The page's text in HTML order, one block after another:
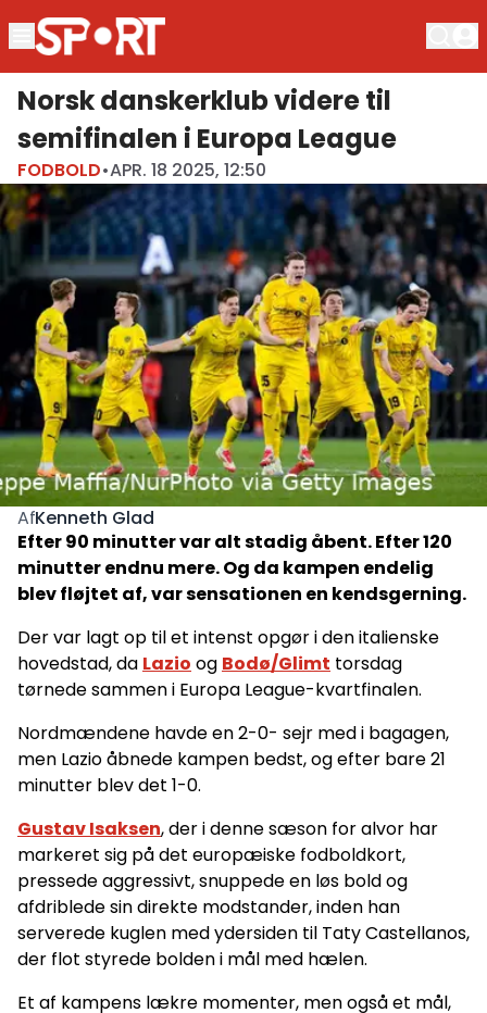
Norsk danskerklub videre til
semifinalen i Europa League
FODBOLD•APR. 18 2025, 12:50
AfKenneth Glad
Efter 90 minutter var alt stadig åbent. Efter 120
minutter endnu mere. Og da kampen endelig
blev fløjtet af, var sensationen en kendsgerning.
Der var lagt op til et intenst opgør i den italienske
hovedstad, da Lazio og Bodø/Glimt torsdag
tørnede sammen i Europa League-kvartfinalen.
Nordmændene havde en 2-0- sejr med i bagagen,
men Lazio åbnede kampen bedst, og efter bare 21
minutter blev det 1-0.
Gustav Isaksen, der i denne sæson for alvor har
markeret sig på det europæiske fodboldkort,
pressede aggressivt, snuppede en løs bold og
afdriblede sin direkte modstander, inden han
serverede kuglen med ydersiden til Taty Castellanos,
der flot styrede bolden i mål med hælen.
Et af kampens lækre momenter, men også et mål,